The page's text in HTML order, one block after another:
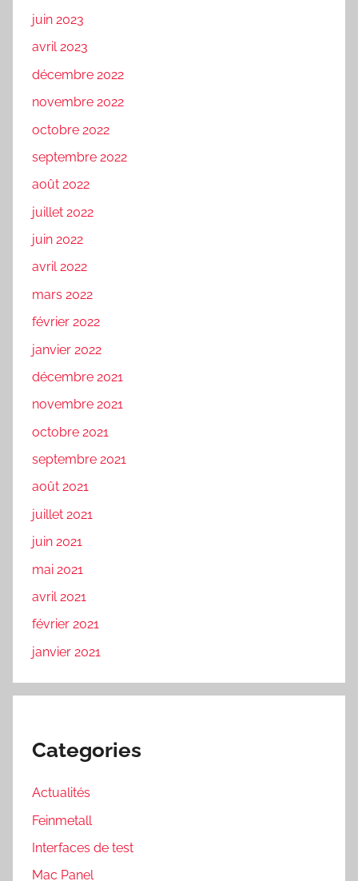
juin 2023
avril 2023
décembre 2022
novembre 2022
octobre 2022
septembre 2022
août 2022
juillet 2022
juin 2022
avril 2022
mars 2022
février 2022
janvier 2022
décembre 2021
novembre 2021
octobre 2021
septembre 2021
août 2021
juillet 2021
juin 2021
mai 2021
avril 2021
février 2021
janvier 2021
Categories
Actualités
Feinmetall
Interfaces de test
Mac Panel